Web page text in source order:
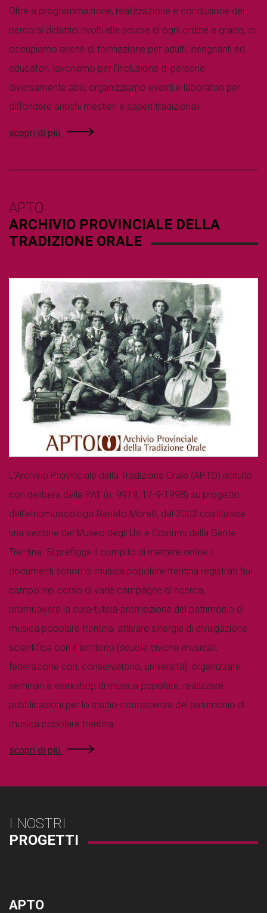
Oltre a programmazione, realizzazione e conduzione dei
percorsi didattici rivolti alle scuole di ogni ordine e grado, ci
occupiamo anche di formazione per adulti, insegnanti ed
educatori, lavoriamo per l’inclusione di persone
diversamente abili, organizziamo eventi e laboratori per
diffondere antichi mestieri e saperi tradizionali.
scopri di più
APTO
ARCHIVIO PROVINCIALE DELLA
TRADIZIONE ORALE
L’Archivio Provinciale della Tradizione Orale (APTO) istituito
con delibera della PAT (n. 9919, 17-9-1998) su progetto
dell’etnomusicologo Renato Morelli, dal 2002 costituisce
una sezione del Museo degli Usi e Costumi della Gente
Trentina. Si prefigge il compito di mettere online i
documenti sonori di musica popolare trentina registrati ‘sul
campo’ nel corso di varie campagne di ricerca,
promuovere la cura-tutela-promozione del patrimonio di
musica popolare trentina, attivare sinergie di divulgazione
scientifica con il territorio (scuole civiche musicali,
federazione cori, conservatorio, università), organizzare
seminari e workshop di musica popolare, realizzare
pubblicazioni per lo studio-conoscenza del patrimonio di
musica popolare trentina.
scopri di più
I NOSTRI
PROGETTI
APTO